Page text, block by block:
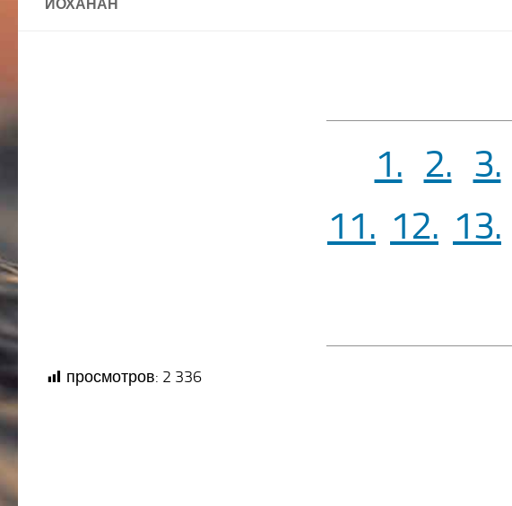
ЙОХАНАН
1. 2. 3.
11. 12. 13.
просмотров: 2 336